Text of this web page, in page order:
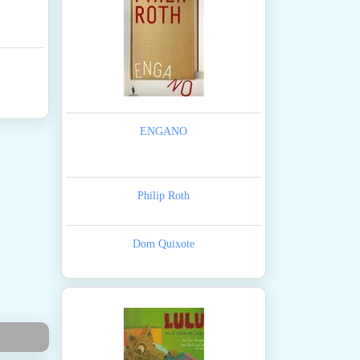
ENGANO
Philip Roth
Dom Quixote